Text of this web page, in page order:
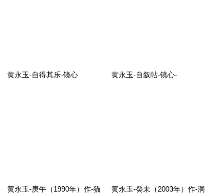
黄永玉-自得其乐-镜心 黄永玉-自叙帖-镜心-
黄永玉-庚午（1990年）作-猫
黄永玉-癸未（2003年）作-洞